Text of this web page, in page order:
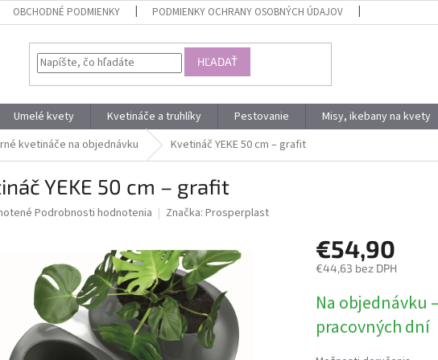
OBCHODNÉ PODMIENKY PODMIENKY OCHRANY OSOBNÝCH ÚDAJOV
HĽADAŤ
Umelé kvety Kvetináče a truhlíky Pestovanie Misy, ikebany na kvety
kvetináče na objednávku Kvetináč YEKE 50 cm – grafit
YEKE 50 cm – grafit
Podrobnosti hodnotenia Značka: Prosperplast
€54,90
€44,63 bez DPH
cena:
Na objednávku
pracovných dní